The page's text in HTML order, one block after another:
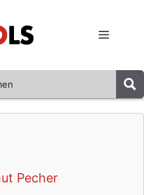
Menü
Pecher